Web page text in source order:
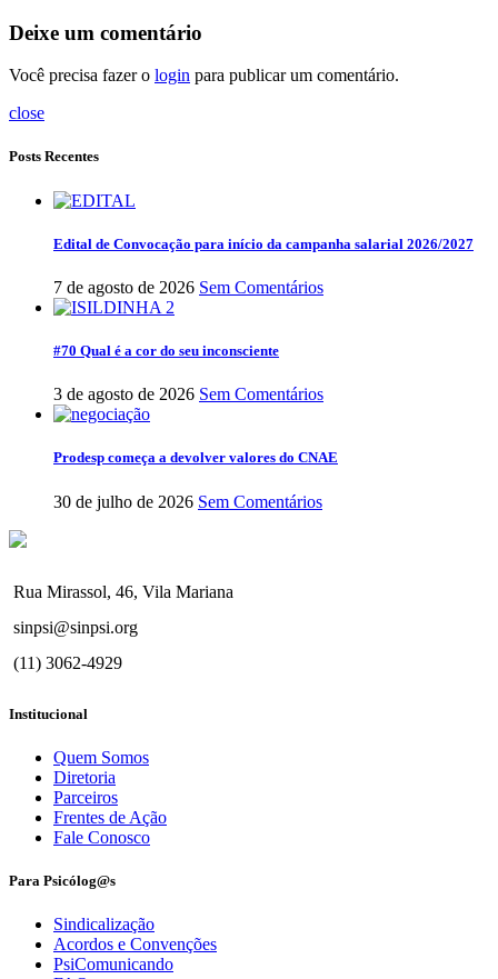
Deixe um comentário
Você precisa fazer o login para publicar um comentário.
close
Posts Recentes
Edital de Convocação para início da campanha salarial 2026/2027
7 de agosto de 2026 Sem Comentários
#70 Qual é a cor do seu inconsciente
3 de agosto de 2026 Sem Comentários
Prodesp começa a devolver valores do CNAE
30 de julho de 2026 Sem Comentários
Rua Mirassol, 46, Vila Mariana
sinpsi@sinpsi.org
(11) 3062-4929
Institucional
Quem Somos
Diretoria
Parceiros
Frentes de Ação
Fale Conosco
Para Psicólog@s
Sindicalização
Acordos e Convenções
PsiComunicando